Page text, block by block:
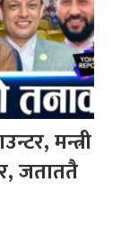
मन्त्री
जताततै